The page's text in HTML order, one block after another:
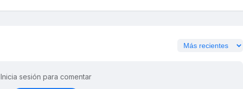
Inicia sesión para comentar